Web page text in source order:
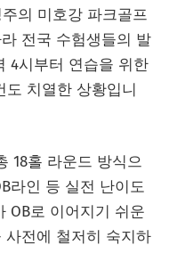
의 미호강 파크골프
전국 수험생들의 발
4시부터 연습을 위한
치열한 상황입니
18홀 라운드 방식으
라인 등 실전 난이도
OB로 이어지기 쉬운
사전에 철저히 숙지하